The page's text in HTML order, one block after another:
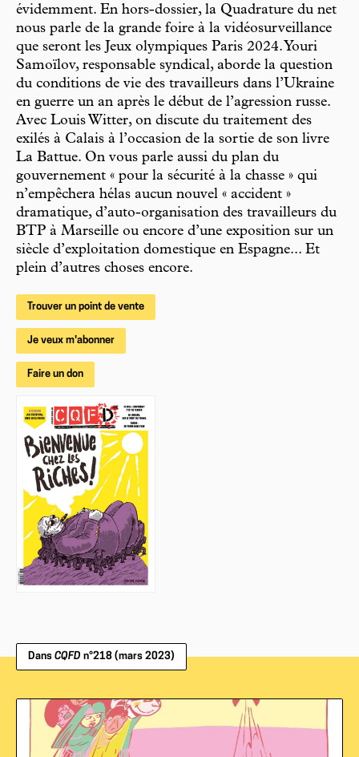
évidemment. En hors-dossier, la Quadrature du net
nous parle de la grande foire à la vidéosurveillance
que seront les Jeux olympiques Paris 2024. Youri
Samoïlov, responsable syndical, aborde la question
du conditions de vie des travailleurs dans l’Ukraine
en guerre un an après le début de l’agression russe.
Avec Louis Witter, on discute du traitement des
exilés à Calais à l’occasion de la sortie de son livre
La Battue. On vous parle aussi du plan du
gouvernement « pour la sécurité à la chasse » qui
n’empêchera hélas aucun nouvel « accident »
dramatique, d’auto-organisation des travailleurs du
BTP à Marseille ou encore d’une exposition sur un
siècle d’exploitation domestique en Espagne... Et
plein d’autres choses encore.
Trouver un point de vente
Je veux m'abonner
Faire un don
Dans CQFD n°218 (mars 2023)